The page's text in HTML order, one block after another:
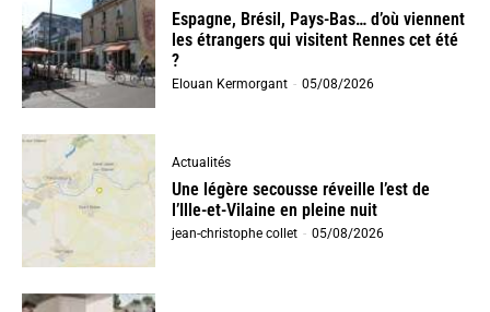
Espagne, Brésil, Pays-Bas… d’où viennent
les étrangers qui visitent Rennes cet été
?
Elouan Kermorgant - 05/08/2026
Actualités
Une légère secousse réveille l’est de
l’Ille-et-Vilaine en pleine nuit
jean-christophe collet - 05/08/2026